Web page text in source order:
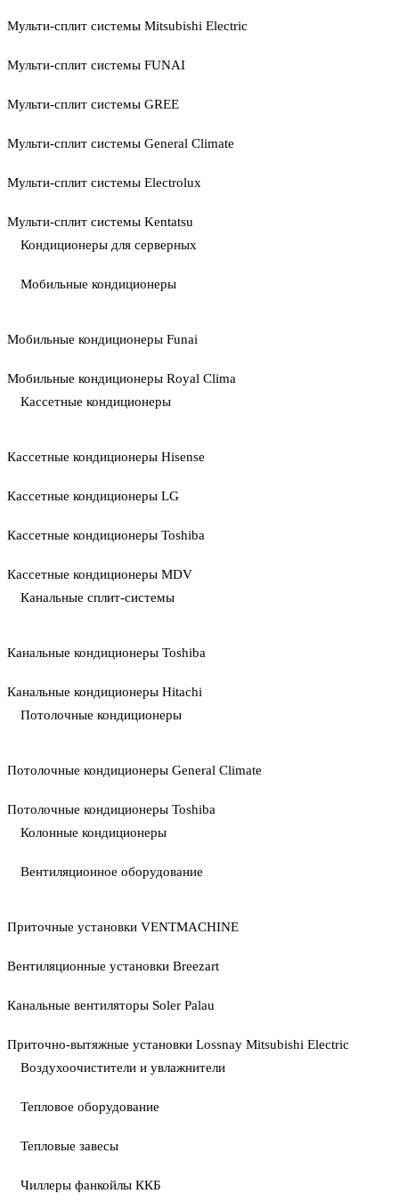
Мульти-сплит системы Mitsubishi Electric
Мульти-сплит системы FUNAI
Мульти-сплит системы GREE
Мульти-сплит системы General Climate
Мульти-сплит системы Electrolux
Мульти-сплит системы Kentatsu
Кондиционеры для серверных
Мобильные кондиционеры
Мобильные кондиционеры Funai
Мобильные кондиционеры Royal Clima
Кассетные кондиционеры
Кассетные кондиционеры Hisense
Кассетные кондиционеры LG
Кассетные кондиционеры Toshiba
Кассетные кондиционеры MDV
Канальные сплит-системы
Канальные кондиционеры Toshiba
Канальные кондиционеры Hitachi
Потолочные кондиционеры
Потолочные кондиционеры General Climate
Потолочные кондиционеры Toshiba
Колонные кондиционеры
Вентиляционное оборудование
Приточные установки VENTMACHINE
Вентиляционные установки Breezart
Канальные вентиляторы Soler Palau
Приточно-вытяжные установки Lossnay Mitsubishi Electric
Воздухоочистители и увлажнители
Тепловое оборудование
Тепловые завесы
Чиллеры фанкойлы ККБ